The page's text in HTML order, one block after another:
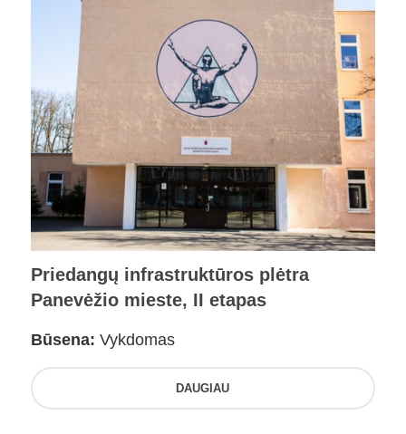
Priedangų infrastruktūros plėtra
Panevėžio mieste, II etapas
Būsena: Vykdomas
DAUGIAU